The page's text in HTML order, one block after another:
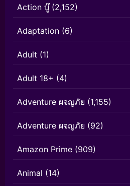
Action บู๊(2,152)
Adaptation (6)
Adult (1)
Adult 18+ (4)
Adventure ผจญภัย (1,155)
Adventure ผจญภัย (92)
Amazon Prime (909)
Animal (14)